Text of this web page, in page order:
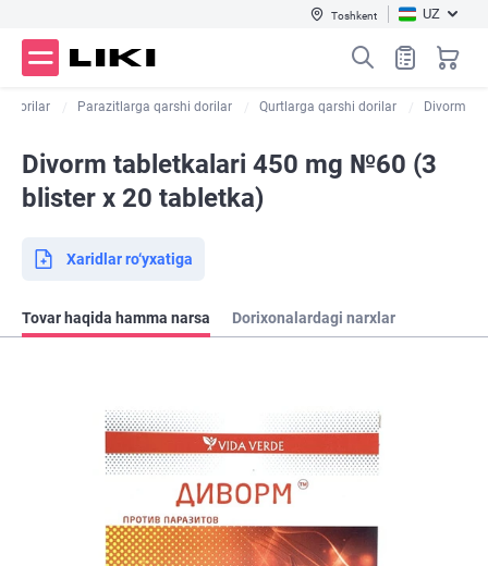
Toshkent UZ
dorilar Parazitlarga qarshi dorilar Qurtlarga qarshi dorilar Divorm
Divorm tabletkalari 450 mg №60 (3
blister х 20 tabletka)
Xaridlar ro‘yxatiga
Tovar haqida hamma narsa Dorixonalardagi narxlar